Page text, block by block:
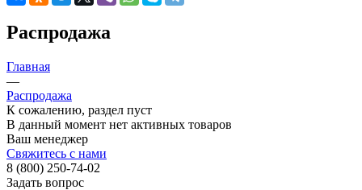
Распродажа
Главная
—
Распродажа
К сожалению, раздел пуст
В данный момент нет активных товаров
Ваш менеджер
Свяжитесь с нами
8 (800) 250-74-02
Задать вопрос